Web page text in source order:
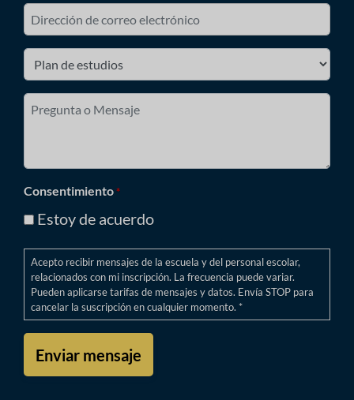
teléfono
electrónico
*
de
estudios
Consentimiento *
Estoy de acuerdo
Acepto recibir mensajes de la escuela y del personal escolar,
relacionados con mi inscripción. La frecuencia puede variar.
Pueden aplicarse tarifas de mensajes y datos. Envía STOP para
cancelar la suscripción en cualquier momento. *